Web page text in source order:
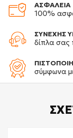
ΑΣΦΑΛΕΙΑ
100%
ΣΥΝΕΧΗΣ
δίπλα σας
σύμφωνα